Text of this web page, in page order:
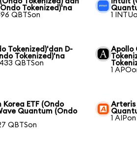
Tokenized)'na
QBTSon
1
Tokenized)'dan D-
Tokenized)'na
QBTSon
Apollo
1
Korea ETF (Ondo
Quantum (Ondo
QBTSon
Arteris
1